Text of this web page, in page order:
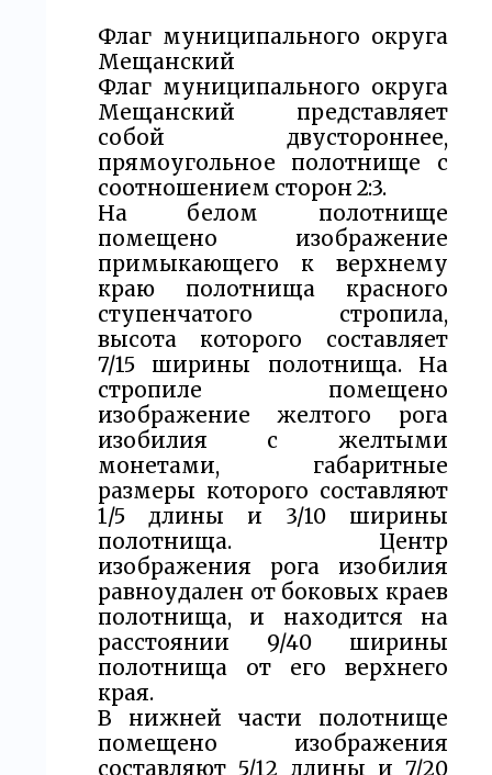
Флаг муниципального округа
Мещанский
Флаг муниципального округа
Мещанский представляет
собой двустороннее,
прямоугольное полотнище с
соотношением сторон 2:3.
На белом полотнище
помещено изображение
примыкающего к верхнему
краю полотнища красного
ступенчатого стропила,
высота которого составляет
7/15 ширины полотнища. На
стропиле помещено
изображение желтого рога
изобилия с желтыми
монетами, габаритные
размеры которого составляют
1/5 длины и 3/10 ширины
полотнища. Центр
изображения рога изобилия
равноудален от боковых краев
полотнища, и находится на
расстоянии 9/40 ширины
полотнища от его верхнего
края.
В нижней части полотнище
помещено изображения
составляют 5/12 длины и 7/20